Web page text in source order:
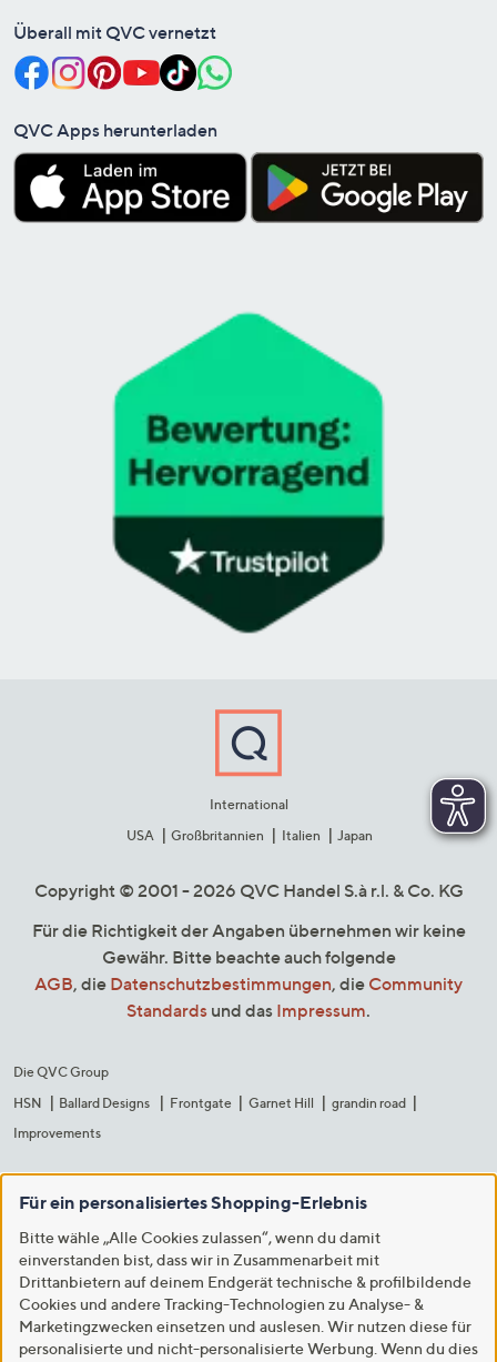
Überall mit QVC vernetzt
QVC Apps herunterladen
International
USA
Großbritannien Italien Japan
Copyright © 2001 - 2026 QVC Handel S.à r.l. & Co. KG
Für die Richtigkeit der Angaben übernehmen wir keine
Gewähr. Bitte beachte auch folgende
AGB, die Datenschutzbestimmungen, die Community
Standards und das Impressum.
Die QVC Group
HSN
Ballard Designs Frontgate Garnet Hill
grandin road
Improvements
Für ein personalisiertes Shopping-Erlebnis
Bitte wähle „Alle Cookies zulassen“, wenn du damit
einverstanden bist, dass wir in Zusammenarbeit mit
Drittanbietern auf deinem Endgerät technische & profilbildende
Cookies und andere Tracking-Technologien zu Analyse- &
Marketingzwecken einsetzen und auslesen. Wir nutzen diese für
personalisierte und nicht-personalisierte Werbung. Wenn du dies